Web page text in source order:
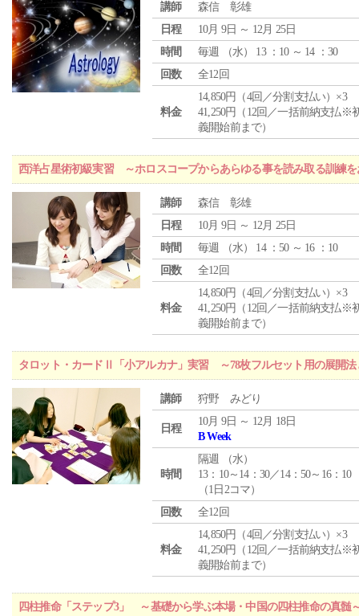
講師
森信 彰雄
日程
10月 9日 ～ 12月 25日
時間
毎週 （水） 13 ：10 ～ 14 ：30
回数
全12回
料金
14,850円（4回／分割支払い）×3
41,250円（12回／一括前納支払※
義開始前まで）
西洋占星術初級実習 ～ホロスコープからあらゆる事を読み取る訓練を
講師
森信 彰雄
日程
10月 9日 ～ 12月 25日
時間
毎週 （水） 14 ：50 ～ 16 ：10
回数
全12回
料金
14,850円（4回／分割支払い）×3
41,250円（12回／一括前納支払※
義開始前まで）
タロット・カードⅡ「小アルカナ」実習 ～78枚フルセット用の展開法
講師 狩野 みどり
日程
10月 9日 ～ 12月 18日
B Week
時間
隔週 （水）
13：10～14：30／14：50～16：10
（1日2コマ）
回数
全12回
料金
14,850円（4回／分割支払い）×3
41,250円（12回／一括前納支払※
義開始前まで）
四柱推命「ステップ3」 ～基礎から学ぶ本場・中国の四柱推命の真髄